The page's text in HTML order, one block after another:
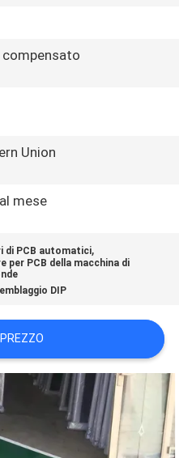
Union
mese
di PCB automatici,
per PCB della macchina di
DIP